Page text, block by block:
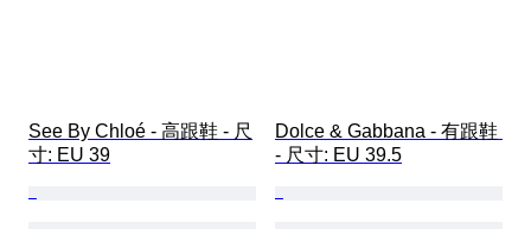
See By Chloé - 高跟鞋 - 尺
寸: EU 39
Dolce & Gabbana - 有跟鞋
- 尺寸: EU 39.5